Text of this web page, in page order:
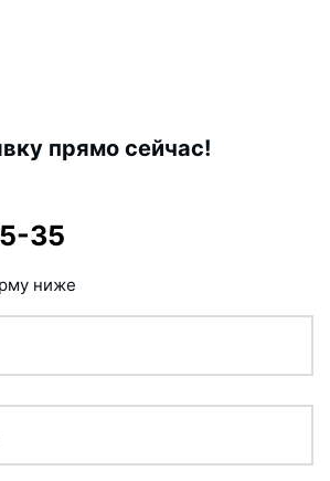
прямо сейчас!
35
ниже